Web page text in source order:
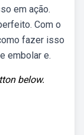
em ação.
Com o
fazer isso
embolar e.
below.